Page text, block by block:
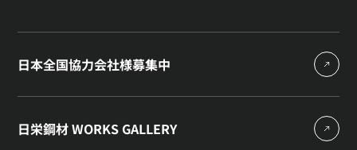
日本全国協力会社様募集中
日栄鋼材 WORKS GALLERY